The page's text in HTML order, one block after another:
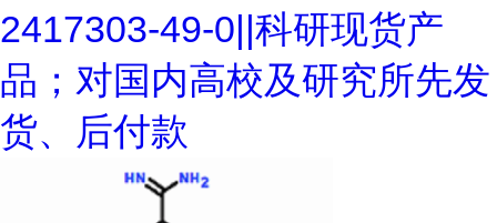
2417303-49-0||科研现货产
品；对国内高校及研究所先发
货、后付款